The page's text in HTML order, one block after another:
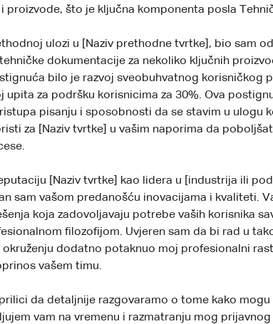
proizvode, što je ključna komponenta posla
ulozi u [Naziv prethodne tvrtke], bio sam
dokumentacije za nekoliko ključnih
bilo je razvoj sveobuhvatnog korisničkog
upita za podršku korisnicima za 30%. Ova
pisanju i sposobnosti da se stavim u ulogu
za [Naziv tvrtke] u vašim naporima da
[Naziv tvrtke] kao lidera u [industrija ili
sam vašom predanošću inovacijama i kvaliteti.
koja zadovoljavaju potrebe vaših korisnika
filozofijom. Uvjeren sam da bi rad u
okruženju dodatno potaknuo moj profesionalni
vašem timu.
da detaljnije razgovaramo o tome kako
vam na vremenu i razmatranju mog